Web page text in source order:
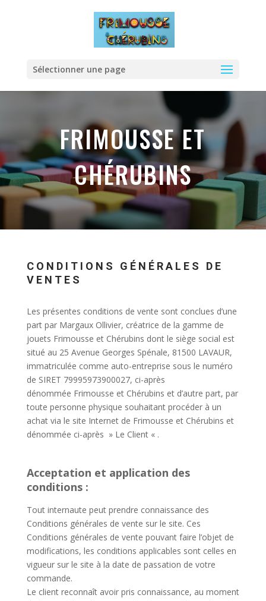
Sélectionner une page
FRIMOUSSE ET
CHÉRUBINS
CONDITIONS GÉNÉRALES DE
VENTES
Les présentes conditions de vente sont conclues d’une
part par Margaux Ollivier, créatrice de la gamme de
jouets Frimousse et Chérubins dont le siège social est
situé au 25 Avenue Georges Spénale, 81500 LAVAUR,
immatriculée comme auto-entreprise sous le numéro
de SIRET 79995973900027, ci-après
dénommée Frimousse et Chérubins et d’autre part, par
toute personne physique souhaitant procéder à un
achat via le site Internet de Frimousse et Chérubins et
dénommée ci-après » Le Client « .
Acceptation et application des
conditions :
Tout internaute peut prendre connaissance des
Conditions générales de vente sur le site. Ces
Conditions générales de vente pouvant faire l’objet de
modifications, les conditions applicables sont celles en
vigueur sur le site à la date de passation de votre
commande.
Le client reconnaît avoir pris connaissance, au moment